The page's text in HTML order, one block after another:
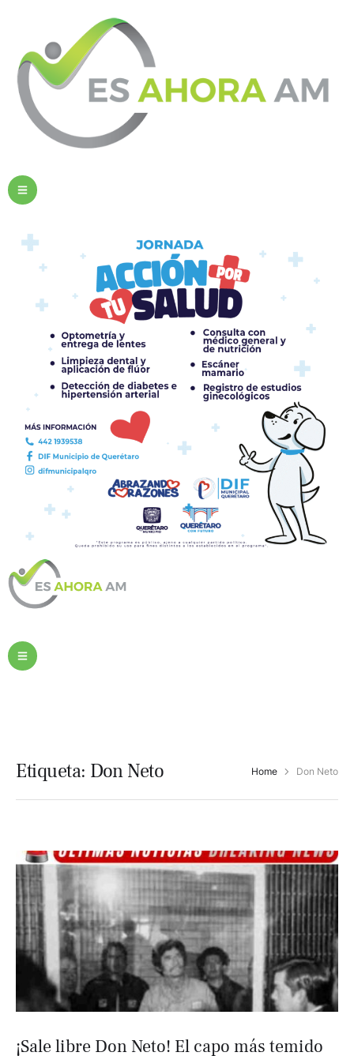
Etiqueta: Don Neto Home Don Neto
¡Sale libre Don Neto! El capo más temido